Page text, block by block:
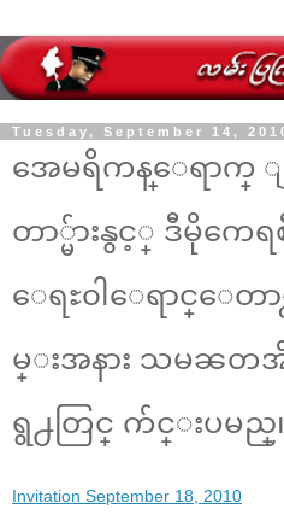
Tuesday, September 14,
အေမရိကန္ေရာက္ ျ
တာ္မ်ားနွင့္ ဒီမိုကေရစီ
ေရႊ၀ါေရာင္ေတ
မ္းအနား သမၼ
ရွ႕တြင္ က်င္းပမည္
Invitation September 18, 2010